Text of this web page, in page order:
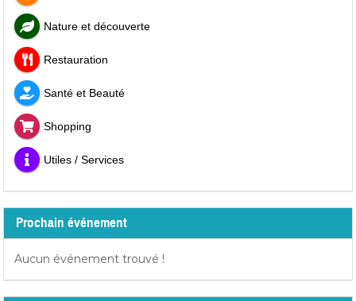
Nature et découverte
Restauration
Santé et Beauté
Shopping
Utiles / Services
Prochain événement
Aucun événement trouvé !